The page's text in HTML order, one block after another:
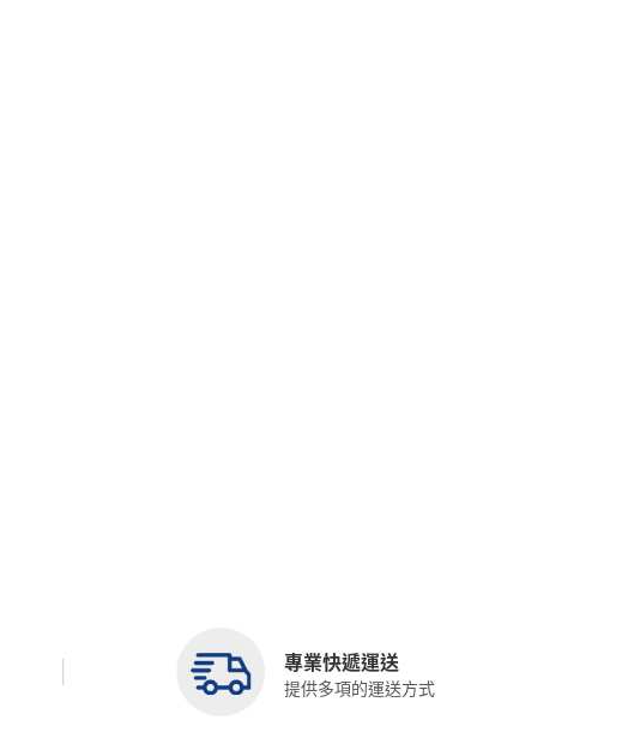
專業快遞運送
提供多項的運送方式